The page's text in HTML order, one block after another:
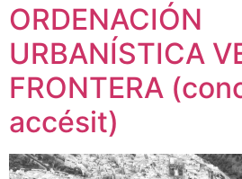
ORDENACIÓN
URBANÍSTICA
FRONTERA
accésit)